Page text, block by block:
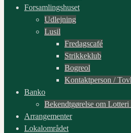
Forsamlingshuset
Udlejning
Lusil
Fredagscafé
Strikkeklub
Bogreol
Kontaktperson /
Banko
Bekendtgørelse om
Arrangementer
Lokalområdet